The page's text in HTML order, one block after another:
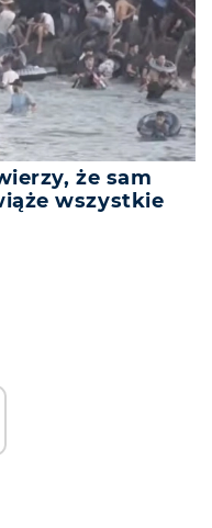
że sam
wszystkie